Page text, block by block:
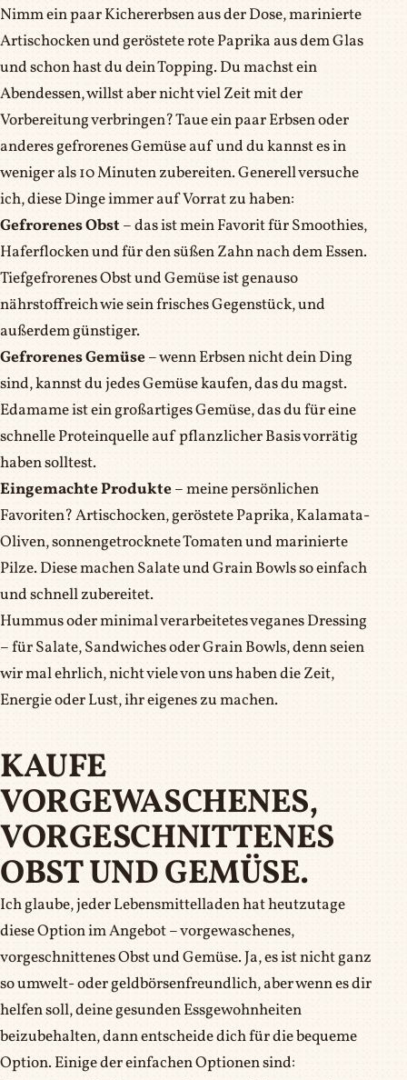
Nimm ein paar Kichererbsen aus der Dose, marinierte
Artischocken und geröstete rote Paprika aus dem Glas
und schon hast du dein Topping. Du machst ein
Abendessen, willst aber nicht viel Zeit mit der
Vorbereitung verbringen? Taue ein paar Erbsen oder
anderes gefrorenes Gemüse auf und du kannst es in
weniger als 10 Minuten zubereiten. Generell versuche
ich, diese Dinge immer auf Vorrat zu haben:
Gefrorenes Obst – das ist mein Favorit für Smoothies,
Haferflocken und für den süßen Zahn nach dem Essen.
Tiefgefrorenes Obst und Gemüse ist genauso
nährstoffreich wie sein frisches Gegenstück, und
außerdem günstiger.
Gefrorenes Gemüse– wenn Erbsen nicht dein Ding
sind, kannst du jedes Gemüse kaufen, das du magst.
Edamame ist ein großartiges Gemüse, das du für eine
schnelle Proteinquelle auf pflanzlicher Basis vorrätig
haben solltest.
Eingemachte Produkte– meine persönlichen
Favoriten? Artischocken, geröstete Paprika, Kalamata-
Oliven, sonnengetrocknete Tomaten und marinierte
Pilze. Diese machen Salate und Grain Bowls so einfach
und schnell zubereitet.
Hummus oder minimal verarbeitetes veganes Dressing
– für Salate, Sandwiches oder Grain Bowls, denn seien
wir mal ehrlich, nicht viele von uns haben die Zeit,
Energie oder Lust, ihr eigenes zu machen.
KAUFE
VORGEWASCHENES,
VORGESCHNITTENES
OBST UND GEMÜSE.
Ich glaube, jeder Lebensmittelladen hat heutzutage
diese Option im Angebot – vorgewaschenes,
vorgeschnittenes Obst und Gemüse. Ja, es ist nicht ganz
so umwelt- oder geldbörsenfreundlich, aber wenn es dir
helfen soll, deine gesunden Essgewohnheiten
beizubehalten, dann entscheide dich für die bequeme
Option. Einige der einfachen Optionen sind: